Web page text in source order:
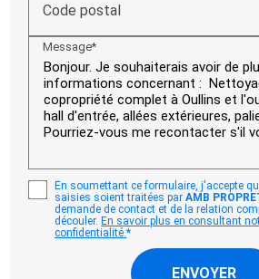
Code postal
Message*
En soumettant ce formulaire, j'accepte
saisies soient traitées parAMB
demande de contact et de la relation
découler.En savoir plus en consultant
confidentialité.*